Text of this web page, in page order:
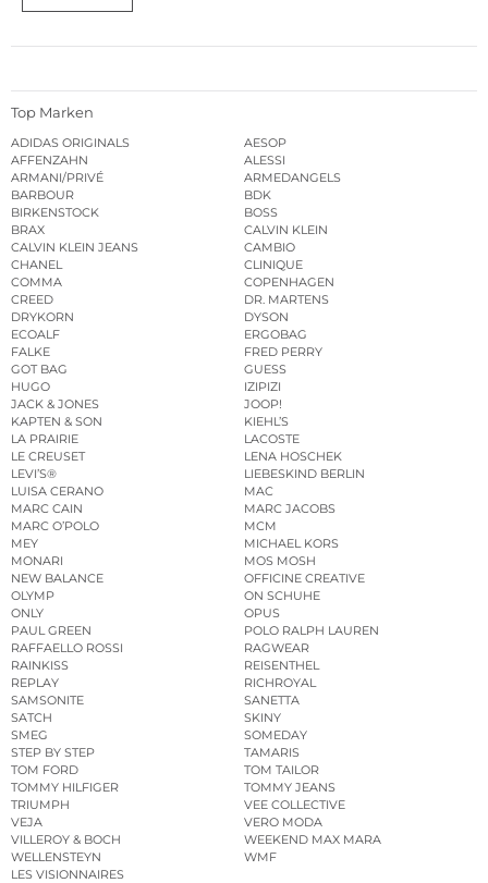
Top Marken
ADIDAS ORIGINALS
AESOP
AFFENZAHN
ALESSI
ARMANI/PRIVÉ
ARMEDANGELS
BARBOUR
BDK
BIRKENSTOCK
BOSS
BRAX
CALVIN KLEIN
CALVIN KLEIN JEANS
CAMBIO
CHANEL
CLINIQUE
COMMA
COPENHAGEN
CREED
DR. MARTENS
DRYKORN
DYSON
ECOALF
ERGOBAG
FALKE
FRED PERRY
GOT BAG
GUESS
HUGO
IZIPIZI
JACK & JONES
JOOP!
KAPTEN & SON
KIEHL’S
LA PRAIRIE
LACOSTE
LE CREUSET
LENA HOSCHEK
LEVI’S®
LIEBESKIND BERLIN
LUISA CERANO
MAC
MARC CAIN
MARC JACOBS
MARC O’POLO
MCM
MEY
MICHAEL KORS
MONARI
MOS MOSH
NEW BALANCE
OFFICINE CREATIVE
OLYMP
ON SCHUHE
ONLY
OPUS
PAUL GREEN
POLO RALPH LAUREN
RAFFAELLO ROSSI
RAGWEAR
RAINKISS
REISENTHEL
REPLAY
RICHROYAL
SAMSONITE
SANETTA
SATCH
SKINY
SMEG
SOMEDAY
STEP BY STEP
TAMARIS
TOM FORD
TOM TAILOR
TOMMY HILFIGER
TOMMY JEANS
TRIUMPH
VEE COLLECTIVE
VEJA
VERO MODA
VILLEROY & BOCH
WEEKEND MAX MARA
WELLENSTEYN
WMF
LES VISIONNAIRES